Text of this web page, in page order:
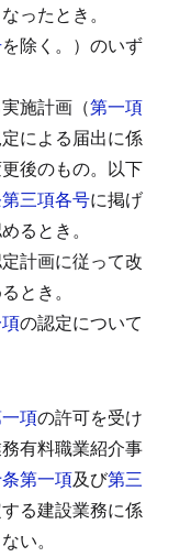
ったとき。
を除く。）のいず
施計画（第一項
による届出に係
後のもの。以下
三項各号に掲げ
るとき。
計画に従って改
とき。
の認定について
項の許可を受け
有料職業紹介事
第一項及び第三
る建設業務に係
い。